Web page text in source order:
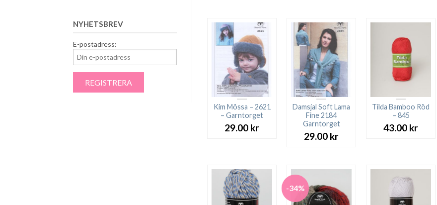
NYHETSBREV
E-postadress:
Kim Mössa – 2621
– Garntorget
29.00 kr
Damsjal Soft Lama
Fine 2184
Garntorget
29.00 kr
Tilda Bamboo Röd
– 845
43.00 kr
-34%